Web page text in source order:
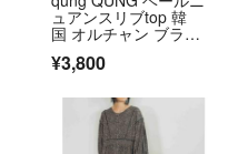
ュアンスリブtop 韓
国 オルチャン ブラウ
¥3,800